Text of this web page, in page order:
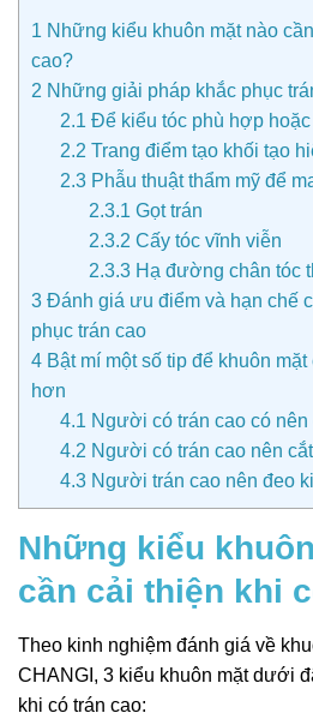
1 Những kiểu khuôn mặt nào
cao?
2 Những giải pháp khắc phục
2.1 Để kiểu tóc phù hợp
2.2 Trang điểm tạo khối tạo
2.3 Phẫu thuật thẩm mỹ để
2.3.1 Gọt trán
2.3.2 Cấy tóc vĩnh viễn
2.3.3 Hạ đường chân tóc
3 Đánh giá ưu điểm và hạn chế
phục trán cao
4 Bật mí một số tip để khuôn
hơn
4.1 Người có trán cao có
4.2 Người có trán cao nên
4.3 Người trán cao nên đeo
Những kiểu
cần cải thiện khi
Theo kinh nghiệm đánh giá về
CHANGI, 3 kiểu khuôn mặt dưới
khi có trán cao: